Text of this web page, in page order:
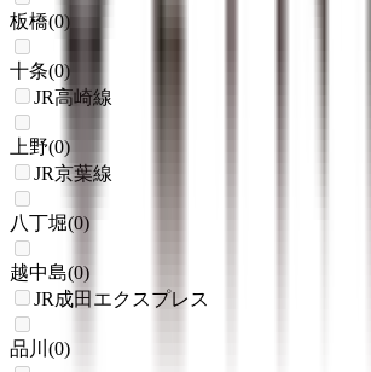
板橋(0)
十条(0)
JR高崎線
上野(0)
JR京葉線
八丁堀(0)
越中島(0)
JR成田エクスプレス
品川 (0)